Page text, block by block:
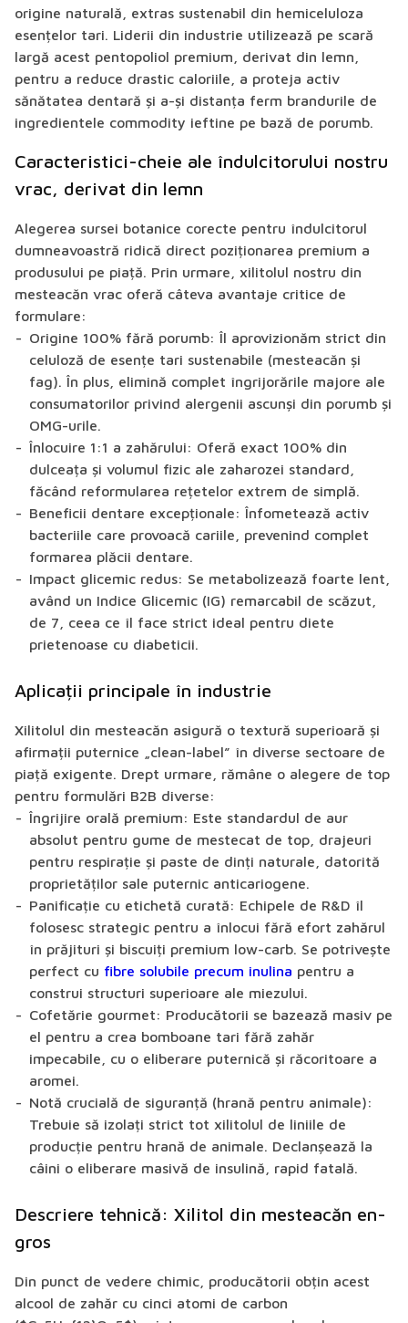
origine naturală, extras sustenabil din hemiceluloza
esențelor tari. Liderii din industrie utilizează pe scară
largă acest pentopoliol premium, derivat din lemn,
pentru a reduce drastic caloriile, a proteja activ
sănătatea dentară și a-și distanța ferm brandurile de
ingredientele commodity ieftine pe bază de porumb.
Caracteristici-cheie ale îndulcitorului nostru
vrac, derivat din lemn
Alegerea sursei botanice corecte pentru îndulcitorul
dumneavoastră ridică direct poziționarea premium a
produsului pe piață. Prin urmare, xilitolul nostru din
mesteacăn vrac oferă câteva avantaje critice de
formulare:
Origine 100% fără porumb: Îl aprovizionăm strict din
celuloză de esențe tari sustenabile (mesteacăn și
fag). În plus, elimină complet îngrijorările majore ale
consumatorilor privind alergenii ascunși din porumb și
OMG-urile.
Înlocuire 1:1 a zahărului: Oferă exact 100% din
dulceața și volumul fizic ale zaharozei standard,
făcând reformularea rețetelor extrem de simplă.
Beneficii dentare excepționale: Înfometează activ
bacteriile care provoacă cariile, prevenind complet
formarea plăcii dentare.
Impact glicemic redus: Se metabolizează foarte lent,
având un Indice Glicemic (IG) remarcabil de scăzut,
de 7, ceea ce îl face strict ideal pentru diete
prietenoase cu diabeticii.
Aplicații principale în industrie
Xilitolul din mesteacăn asigură o textură superioară și
afirmații puternice „clean-label” în diverse sectoare de
piață exigente. Drept urmare, rămâne o alegere de top
pentru formulări B2B diverse:
Îngrijire orală premium: Este standardul de aur
absolut pentru gume de mestecat de top, drajeuri
pentru respirație și paste de dinți naturale, datorită
proprietăților sale puternic anticariogene.
Panificație cu etichetă curată: Echipele de R&D îl
folosesc strategic pentru a înlocui fără efort zahărul
în prăjituri și biscuiți premium low-carb. Se potrivește
perfect cu fibre solubile precum inulina pentru a
construi structuri superioare ale miezului.
Cofetărie gourmet: Producătorii se bazează masiv pe
el pentru a crea bomboane tari fără zahăr
impecabile, cu o eliberare puternică și răcoritoare a
aromei.
Notă crucială de siguranță (hrană pentru animale):
Trebuie să izolați strict tot xilitolul de liniile de
producție pentru hrană de animale. Declanșează la
câini o eliberare masivă de insulină, rapid fatală.
Descriere tehnică: Xilitol din mesteacăn en-
gros
Din punct de vedere chimic, producătorii obțin acest
alcool de zahăr cu cinci atomi de carbon